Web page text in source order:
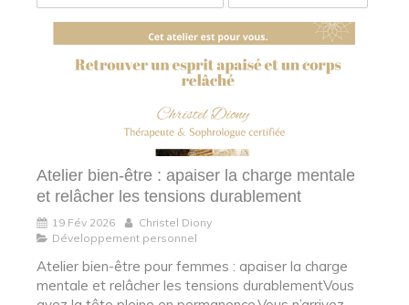
Atelier bien-être : apaiser la charge mentale
et relâcher les tensions durablement
19 Fév 2026
Christel Diony
Développement personnel
Atelier bien-être pour femmes : apaiser la charge
mentale et relâcher les tensions durablementVous